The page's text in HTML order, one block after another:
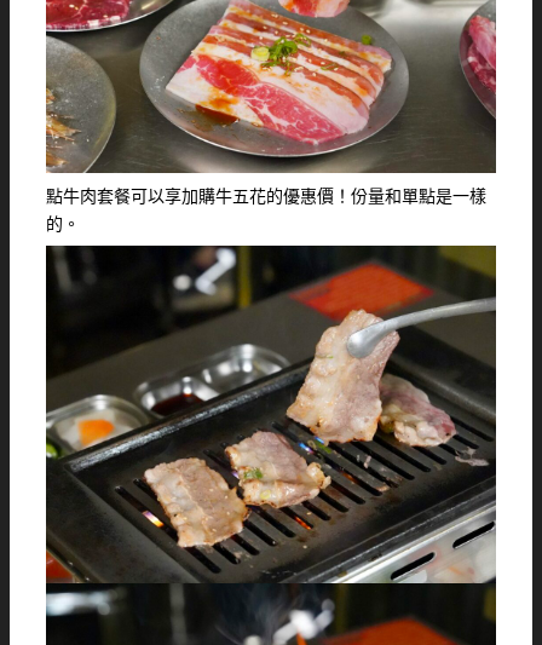
點牛肉套餐可以享加購牛五花的優惠價！份量和單點是一樣
的。